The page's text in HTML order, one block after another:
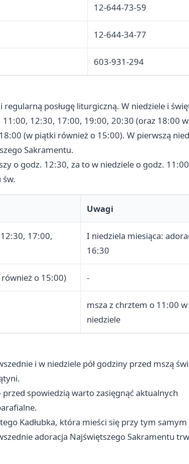
12-644-73-59
12-644-34-77
603-931-294
posługę liturgiczną. W niedziele i
12:30, 17:00, 19:00, 20:30 (oraz 18:00 w
(w piątki również o 15:00). W pierwszą
Sakramentu.
o godz. 12:30, za to w niedziele o godz. 11:00
św.
Uwagi
17:00,
I niedziela miesiąca:
16:30
o 15:00) -
msza z chrztem o 11:00 w
niedziele
i w niedziele pół godziny przed mszą
spowiedzią warto zasięgnąć aktualnych
Kadłubka, która mieści się przy tym samym
adoracja Najświętszego Sakramentu